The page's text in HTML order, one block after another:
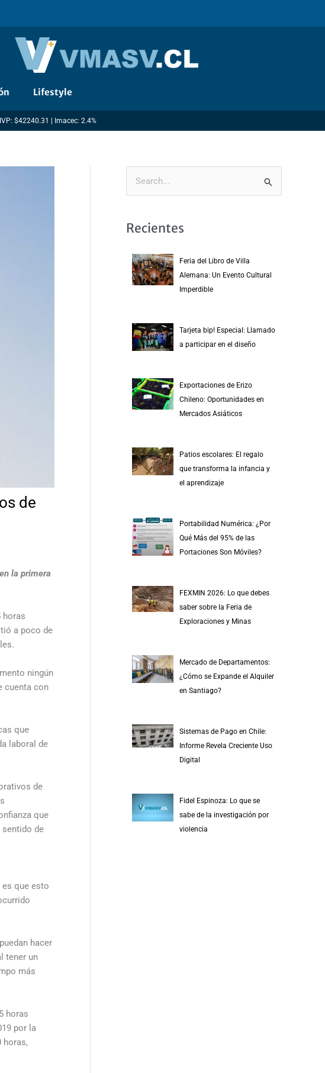
Lifestyle
$42240.31 | Imacec: 2.4%
de
la primera
horas
a poco de
ningún
cuenta con
que
laboral de
de
que
de
que esto
hacer
tener un
más
horas
por la
horas,
Recientes
Feria del Libro de Villa
Alemana: Un Evento Cultural
Imperdible
Tarjeta bip! Especial: Llamado
a participar en el diseño
Exportaciones de Erizo
Chileno: Oportunidades en
Mercados Asiáticos
Patios escolares: El regalo
que transforma la infancia y
el aprendizaje
Portabilidad Numérica: ¿Por
Qué Más del 95% de las
Portaciones Son Móviles?
FEXMIN 2026: Lo que debes
saber sobre la Feria de
Exploraciones y Minas
Mercado de Departamentos:
¿Cómo se Expande el Alquiler
en Santiago?
Sistemas de Pago en Chile:
Informe Revela Creciente Uso
Digital
Fidel Espinoza: Lo que se
sabe de la investigación por
violencia